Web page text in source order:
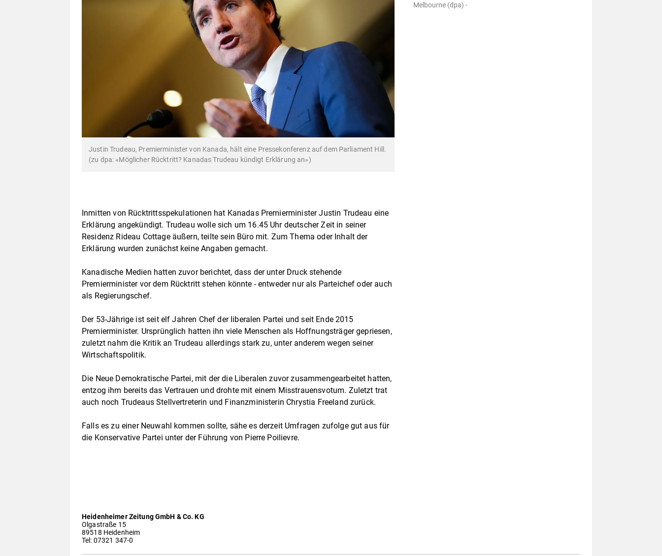
Justin Trudeau, Premierminister von Kanada, hält eine Pressekonferenz auf dem Parliament Hill.
(zu dpa: «Möglicher Rücktritt? Kanadas Trudeau kündigt Erklärung an»)
Inmitten von Rücktrittsspekulationen hat Kanadas Premierminister Justin Trudeau eine
Erklärung angekündigt. Trudeau wolle sich um 16.45 Uhr deutscher Zeit in seiner
Residenz Rideau Cottage äußern, teilte sein Büro mit. Zum Thema oder Inhalt der
Erklärung wurden zunächst keine Angaben gemacht.
Kanadische Medien hatten zuvor berichtet, dass der unter Druck stehende
Premierminister vor dem Rücktritt stehen könnte - entweder nur als Parteichef oder auch
als Regierungschef.
Der 53-Jährige ist seit elf Jahren Chef der liberalen Partei und seit Ende 2015
Premierminister. Ursprünglich hatten ihn viele Menschen als Hoffnungsträger gepriesen,
zuletzt nahm die Kritik an Trudeau allerdings stark zu, unter anderem wegen seiner
Wirtschaftspolitik.
Die Neue Demokratische Partei, mit der die Liberalen zuvor zusammengearbeitet hatten,
entzog ihm bereits das Vertrauen und drohte mit einem Misstrauensvotum. Zuletzt trat
auch noch Trudeaus Stellvertreterin und Finanzministerin Chrystia Freeland zurück.
Falls es zu einer Neuwahl kommen sollte, sähe es derzeit Umfragen zufolge gut aus für
die Konservative Partei unter der Führung von Pierre Poilievre.
Melbourne (dpa) -
Heidenheimer Zeitung GmbH & Co. KG
Olgastraße 15
89518 Heidenheim
Tel: 07321 347-0